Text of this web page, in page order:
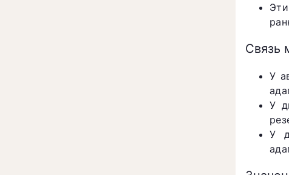
Связь
У
У
У